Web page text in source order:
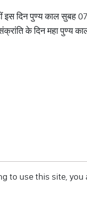
इस दिन पुण्य काल सुबह
के दिन महा पुण्य
to use this site, you